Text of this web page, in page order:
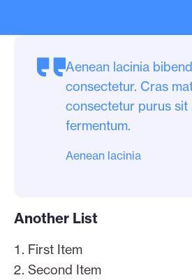
Aenean lacinia
consectetur. Cras
consectetur purus sit
fermentum.
Aenean lacinia
Another List
First Item
Second Item